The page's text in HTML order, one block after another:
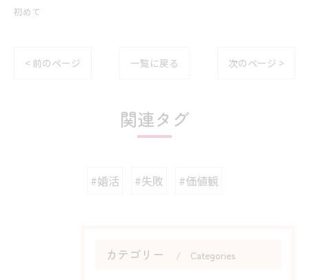
初めて
< 前のページ 一覧に戻る 次のページ >
関連タグ
#婚活 #失敗 #価値観
カテゴリー Categories